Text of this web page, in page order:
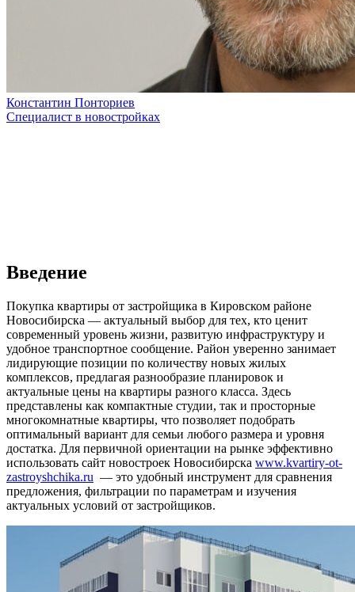
Константин Понториев
Специалист в новостройках
Введение
Покупка квартиры от застройщика в Кировском районе
Новосибирска — актуальный выбор для тех, кто ценит
современный уровень жизни, развитую инфраструктуру и
удобное транспортное сообщение. Район уверенно занимает
лидирующие позиции по количеству новых жилых
комплексов, предлагая разнообразие планировок и
актуальные цены на квартиры разного класса. Здесь
представлены как компактные студии, так и просторные
многокомнатные квартиры, что позволяет подобрать
оптимальный вариант для семьи любого размера и уровня
достатка. Для первичной ориентации на рынке эффективно
использовать сайт новостроек Новосибирска www.kvartiry-ot-
zastroyshchika.ru — это удобный инструмент для сравнения
предложения, фильтрации по параметрам и изучения
актуальных условий от застройщиков.